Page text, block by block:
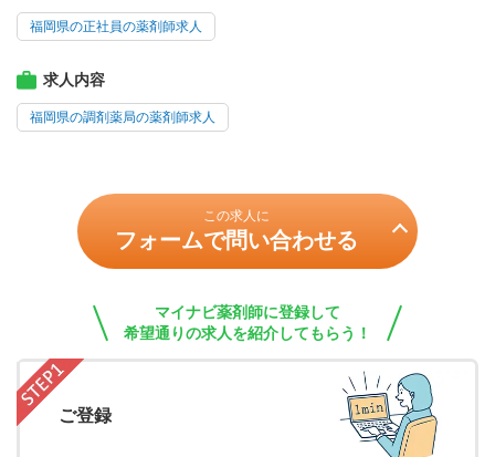
福岡県の正社員の薬剤師求人
求人内容
福岡県の調剤薬局の薬剤師求人
この求人に
フォームで問い合わせる
マイナビ薬剤師に登録して
希望通りの求人を紹介してもらう！
ご登録